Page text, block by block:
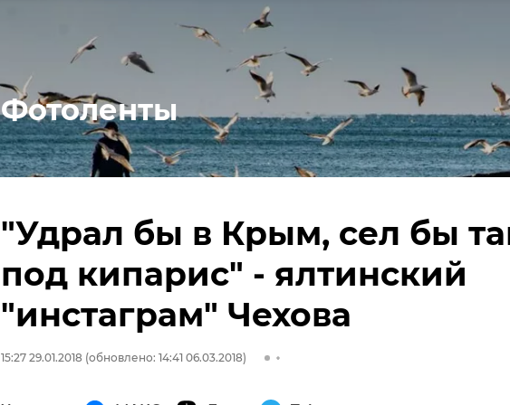
Фотоленты
"Удрал бы в Крым, сел бы
под кипарис" - ялтинский
"инстаграм" Чехова
15:27 29.01.2018 (обновлено: 14:41 06.03.2018)